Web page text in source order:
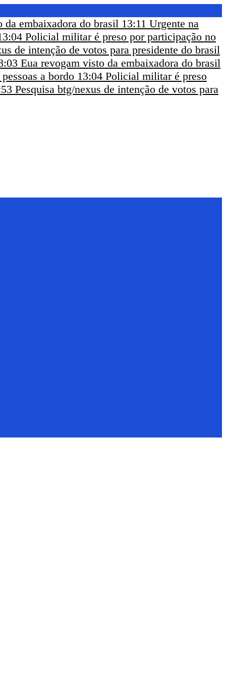
da embaixadora do brasil 13:11 Urgente na
Policial militar é preso por participação no
de intenção de votos para presidente do brasil
Eua revogam visto da embaixadora do brasil
a bordo 13:04 Policial militar é preso
Pesquisa btg/nexus de intenção de votos para